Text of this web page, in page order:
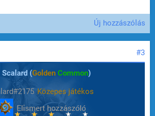
Új hozzászólás
#3
Scalard (Golden Common)
Közepes játékos